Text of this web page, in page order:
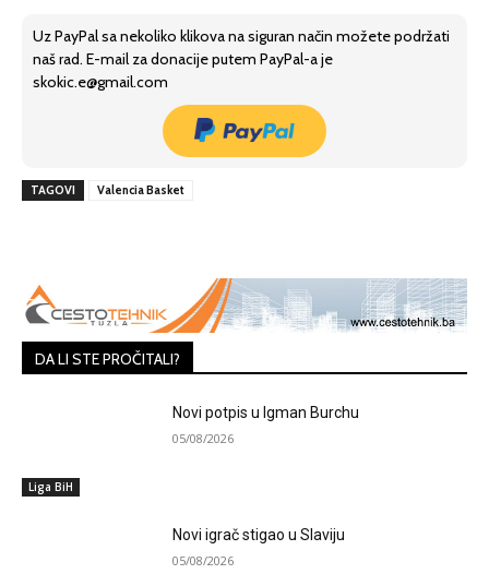
Uz PayPal sa nekoliko klikova na siguran način možete podržati
naš rad. E-mail za donacije putem PayPal-a je
skokic.e@gmail.com
TAGOVI Valencia Basket
DA LI STE PROČITALI?
Liga BiH
Novi potpis u Igman Burchu
05/08/2026
Novi igrač stigao u Slaviju
05/08/2026